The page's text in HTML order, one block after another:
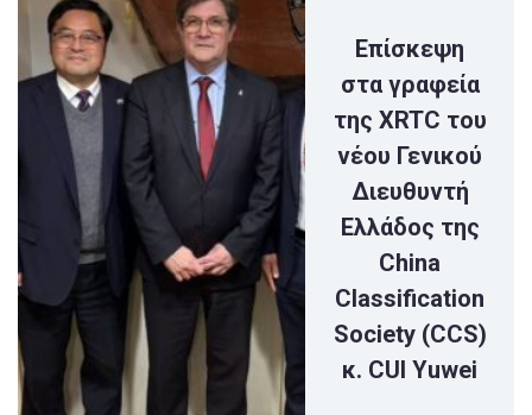
Επίσκεψη
στα γραφεία
της XRTC του
νέου Γενικού
Διευθυντή
Ελλάδος της
China
Classification
Society (CCS)
κ. CUI Yuwei